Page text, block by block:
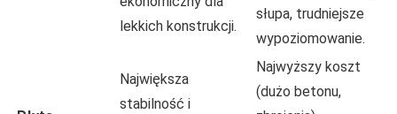
lekkich konstrukcji.
słupa, trudniejsze
wypoziomowanie.
Największa
stabilność i
Najwyższy koszt
(dużo betonu,